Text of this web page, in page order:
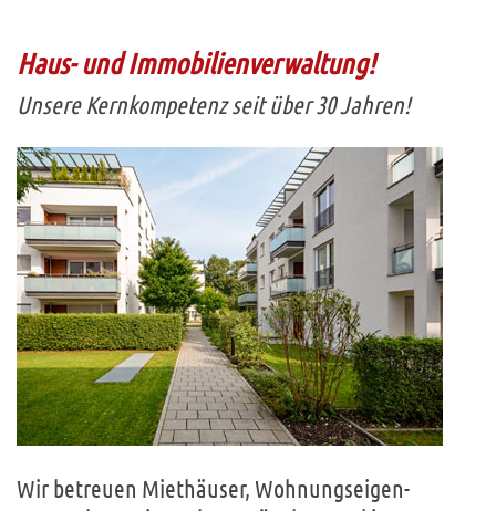
Haus- und Immobilienverwaltung!
Unsere Kernkompetenz seit über 30 Jahren!
Wir betreuen Miethäuser, Wohnungseigen-